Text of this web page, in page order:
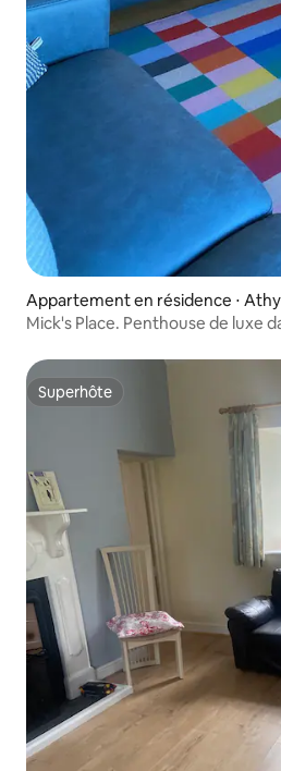
Appartement en résidence ⋅ Athy
Mick's Place. Penthouse de luxe
Superhôte
Superhôte